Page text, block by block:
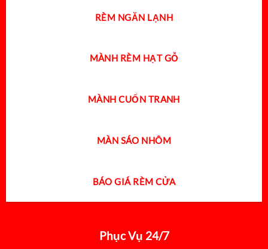
RÈM NGĂN LẠNH
MÀNH RÈM HẠT GỖ
MÀNH CUỐN TRANH
MÀN SÁO NHÔM
BÁO GIÁ RÈM CỬA
Phục Vụ 24/7